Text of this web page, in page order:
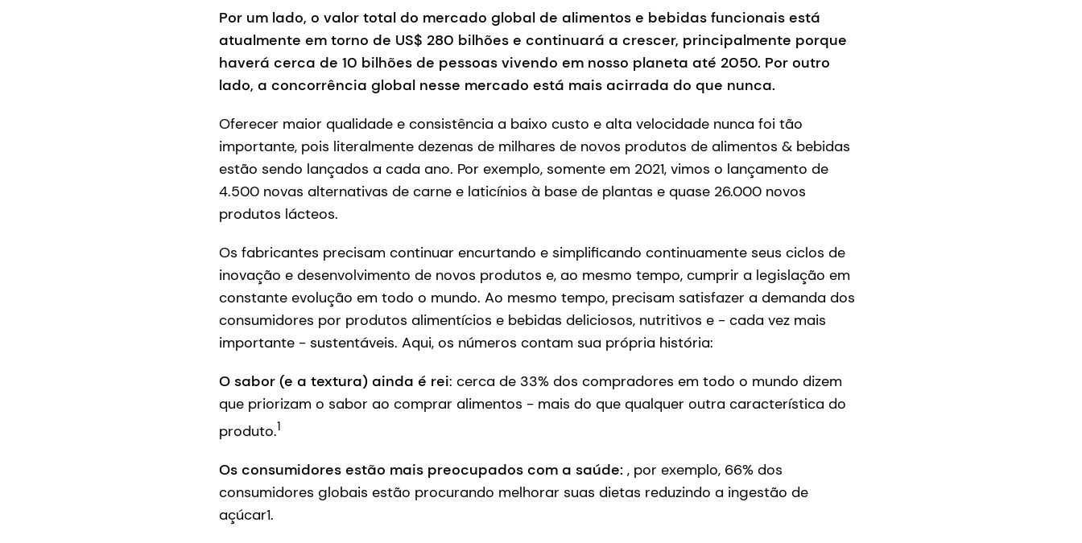
Por um lado, o valor total do mercado global de alimentos e bebidas funcionais está
atualmente em torno de US$ 280 bilhões e continuará a crescer, principalmente porque
haverá cerca de 10 bilhões de pessoas vivendo em nosso planeta até 2050. Por outro
lado, a concorrência global nesse mercado está mais acirrada do que nunca.
Oferecer maior qualidade e consistência a baixo custo e alta velocidade nunca foi tão
importante, pois literalmente dezenas de milhares de novos produtos de alimentos & bebidas
estão sendo lançados a cada ano. Por exemplo, somente em 2021, vimos o lançamento de
4.500 novas alternativas de carne e laticínios à base de plantas e quase 26.000 novos
produtos lácteos.
Os fabricantes precisam continuar encurtando e simplificando continuamente seus ciclos de
inovação e desenvolvimento de novos produtos e, ao mesmo tempo, cumprir a legislação em
constante evolução em todo o mundo. Ao mesmo tempo, precisam satisfazer a demanda dos
consumidores por produtos alimentícios e bebidas deliciosos, nutritivos e - cada vez mais
importante - sustentáveis. Aqui, os números contam sua própria história:
O sabor (e a textura) ainda é rei: cerca de 33% dos compradores em todo o mundo dizem
que priorizam o sabor ao comprar alimentos - mais do que qualquer outra característica do
produto.1
Os consumidores estão mais preocupados com a saúde: , por exemplo, 66% dos
consumidores globais estão procurando melhorar suas dietas reduzindo a ingestão de
açúcar1.